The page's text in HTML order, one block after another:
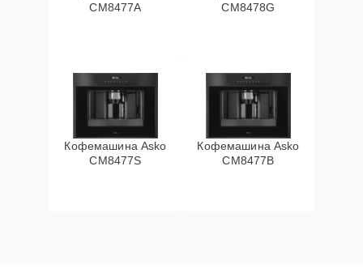
СМ8477А
CM8478G
Кофемашина Asko
CM8477S
Кофемашина Asko
CM8477B